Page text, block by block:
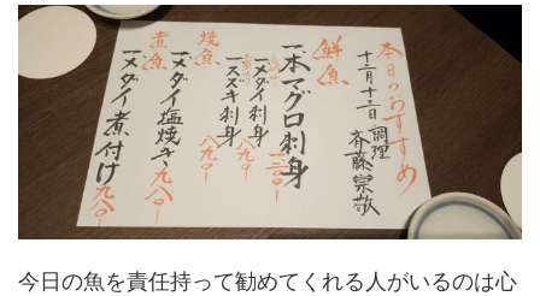
今日の魚を責任持って勧めてくれる人がいるのは心